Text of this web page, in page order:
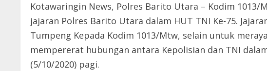
Kotawaringin News, Polres Barito Utara – Kodim
jajaran Polres Barito Utara dalam HUT TNI Ke-75.
Tumpeng Kepada Kodim 1013/Mtw, selain untuk
mempererat hubungan antara Kepolisian dan TNI
(5/10/2020) pagi.